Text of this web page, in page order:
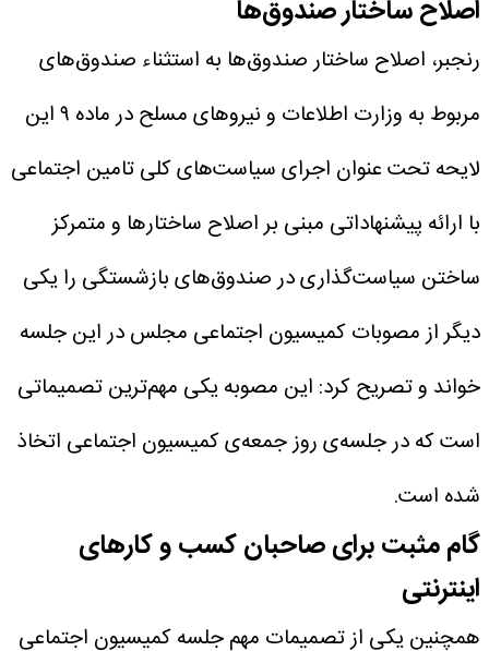
اصلاح ساختار صندوق‌ها
رنجبر، اصلاح ساختار صندوق‌ها به استثناء صندوق‌های
مربوط به وزارت اطلاعات و نیرو‌های مسلح در ماده ۹ این
لایحه تحت عنوان اجرای سیاست‌های کلی تامین اجتماعی
با ارائه پیشنهاداتی مبنی بر اصلاح ساختار‌ها و متمرکز
ساختن سیاست‌گذاری در صندوق‌های بازشستگی را یکی
دیگر از مصوبات کمیسیون اجتماعی مجلس در این جلسه
خواند و تصریح کرد: این مصوبه یکی مهم‌ترین تصمیماتی
است که در جلسه‌ی روز جمعه‌ی کمیسیون اجتماعی اتخاذ
شده است.
گام مثبت برای صاحبان کسب و کار‌های
اینترنتی
همچنین یکی از تصمیمات مهم جلسه کمیسیون اجتماعی